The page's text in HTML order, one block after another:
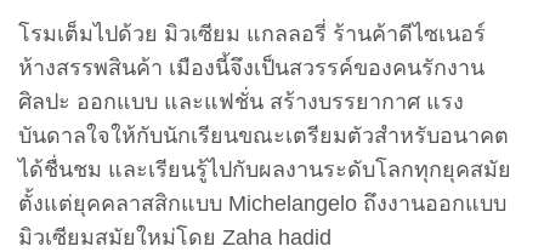
โรมเต็มไปด้วย มิวเซียม แกลลอรี่ ร้านค้าดีไซเนอร์
ห้างสรรพสินค้า เมืองนี้จึงเป็นสวรรค์ของคนรักงาน
ศิลปะ ออกแบบ และแฟชั่น สร้างบรรยากาศ แรง
บันดาลใจให้กับนักเรียนขณะเตรียมตัวสำหรับอนาคต
ได้ชื่นชม และเรียนรู้ไปกับผลงานระดับโลกทุกยุคสมัย
ตั้งแต่ยุคคลาสสิกแบบ Michelangelo ถึงงานออกแบบ
มิวเซียมสมัยใหม่โดย Zaha hadid